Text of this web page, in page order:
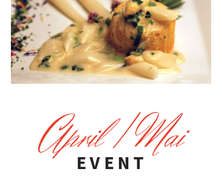
A
pril / Mai
EVENT